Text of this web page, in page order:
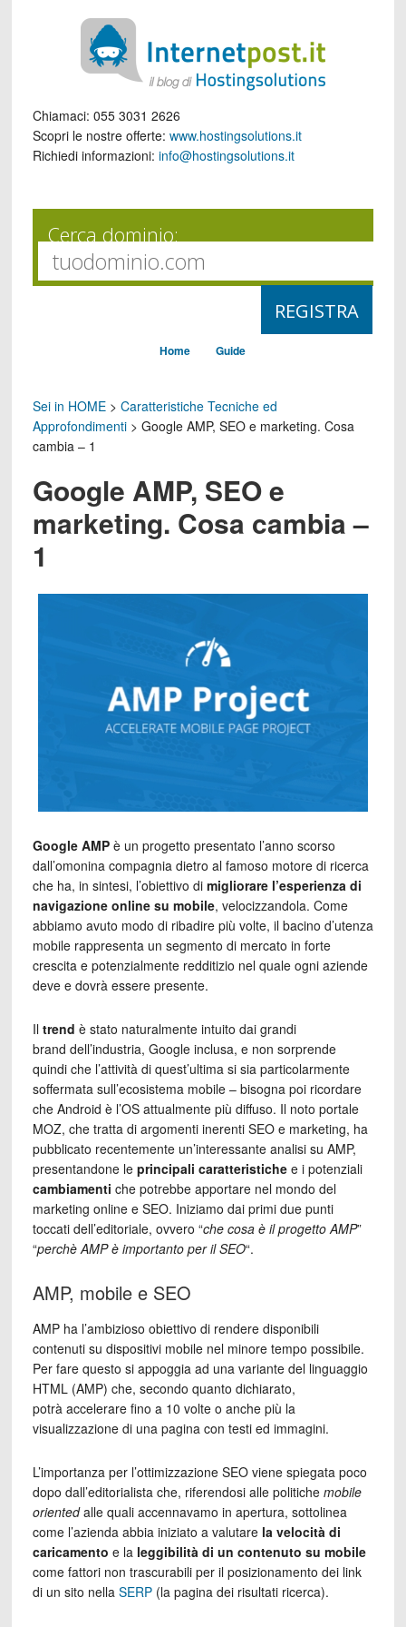
Chiamaci: 055 3031 2626
Scopri le nostre offerte: www.hostingsolutions.it
Richiedi informazioni: info@hostingsolutions.it
Cerca dominio:
Home Guide
Sei in HOME> Caratteristiche Tecniche ed
Approfondimenti> Google AMP, SEO e marketing. Cosa
cambia – 1
Google AMP, SEO e
marketing. Cosa cambia –
1
Google AMPè un progetto presentato l’anno scorso
dall’omonina compagnia dietro al famoso motore di ricerca
che ha, in sintesi, l’obiettivo di migliorare l’esperienza di
navigazione online su mobile, velocizzandola. Come
abbiamo avuto modo di ribadire più volte, il bacino d’utenza
mobile rappresenta un segmento di mercato in forte
crescita e potenzialmente redditizio nel quale ogni aziende
deve e dovrà essere presente.
Il trend è stato naturalmente intuito dai grandi
brand dell’industria, Google inclusa, e non sorprende
quindi che l’attività di quest’ultima si sia particolarmente
soffermata sull’ecosistema mobile – bisogna poi ricordare
che Android è l’OS attualmente più diffuso. Il noto portale
MOZ, che tratta di argomenti inerenti SEO e marketing, ha
pubblicato recentemente un’interessante analisi su AMP,
presentandone leprincipali caratteristichee i potenziali
cambiamenti che potrebbe apportare nel mondo del
marketing online e SEO. Iniziamo dai primi due punti
toccati dell’editoriale, ovvero “che cosa è il progetto AMP”
“perchè AMP è importanto per il SEO“.
AMP, mobile e SEO
AMP ha l’ambizioso obiettivo di rendere disponibili
contenuti su dispositivi mobile nel minore tempo possibile.
Per fare questo si appoggia ad una variante del linguaggio
HTML (AMP) che, secondo quanto dichiarato,
potrà accelerare fino a 10 volte o anche più la
visualizzazione di una pagina con testi ed immagini.
L’importanza per l’ottimizzazione SEO viene spiegata poco
dopo dall’editorialista che, riferendosi alle politiche mobile
orientedalle quali accennavamo in apertura, sottolinea
come l’azienda abbia iniziato a valutare la velocità di
caricamento e la leggibilità di un contenuto su mobile
come fattori non trascurabili per il posizionamento dei link
di un sito nella SERP(la pagina dei risultati ricerca).